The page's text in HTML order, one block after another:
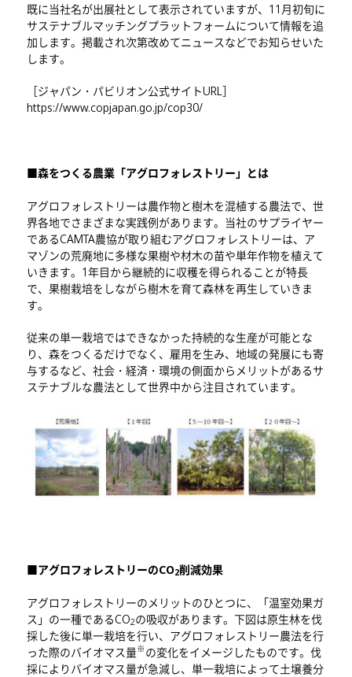
既に当社名が出展社として表示されていますが、11月初旬に
サステナブルマッチングプラットフォームについて情報を追
加します。掲載され次第改めてニュースなどでお知らせいた
します。
［ジャパン・パビリオン公式サイトURL］
https://www.copjapan.go.jp/cop30/
■森をつくる農業「アグロフォレストリー」とは
アグロフォレストリーは農作物と樹木を混植する農法で、世
界各地でさまざまな実践例があります。当社のサプライヤー
であるCAMTA農協が取り組むアグロフォレストリーは、ア
マゾンの荒廃地に多様な果樹や材木の苗や単年作物を植えて
いきます。1年目から継続的に収穫を得られることが特長
で、果樹栽培をしながら樹木を育て森林を再生していきま
す。
従来の単一栽培ではできなかった持続的な生産が可能とな
り、森をつくるだけでなく、雇用を生み、地域の発展にも寄
与するなど、社会・経済・環境の側面からメリットがあるサ
ステナブルな農法として世界中から注目されています。
■アグロフォレストリーのCO2削減効果
アグロフォレストリーのメリットのひとつに、「温室効果ガ
ス」の一種であるCO2の吸収があります。下図は原生林を伐
採した後に単一栽培を行い、アグロフォレストリー農法を行
った際のバイオマス量※ の変化をイメージしたものです。伐
採によりバイオマス量が急減し、単一栽培によって土壌養分